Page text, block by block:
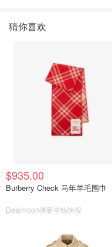
猜你喜欢
$935.00
Burberry Check 马年羊毛围巾
Dealmoon澳新省钱快报